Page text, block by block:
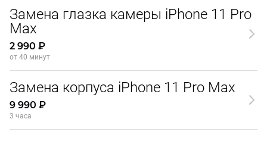
Замена глазка камеры iPhone 11 Pro
Max
2 990 ₽
от 40 минут
Замена корпуса iPhone 11 Pro Max
9 990 ₽
3 часа